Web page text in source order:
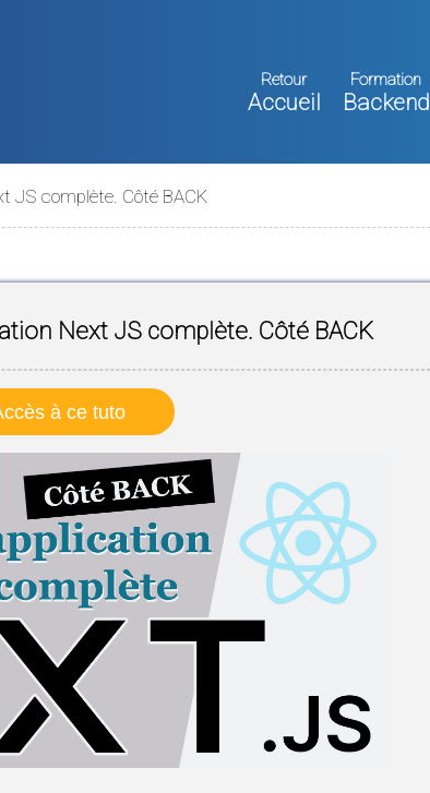
Retour
Accueil
Formation
Backend
JS complète. Côté BACK
Next JS complète. Côté BACK
à ce tuto